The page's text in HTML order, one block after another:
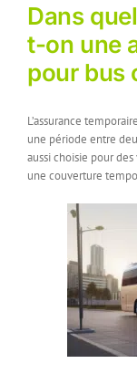
Dans
t-on une
pour bus
L’assurance
une période entre
aussi choisie pour
une couverture